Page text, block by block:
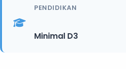
PENDIDIKAN
Minimal D3